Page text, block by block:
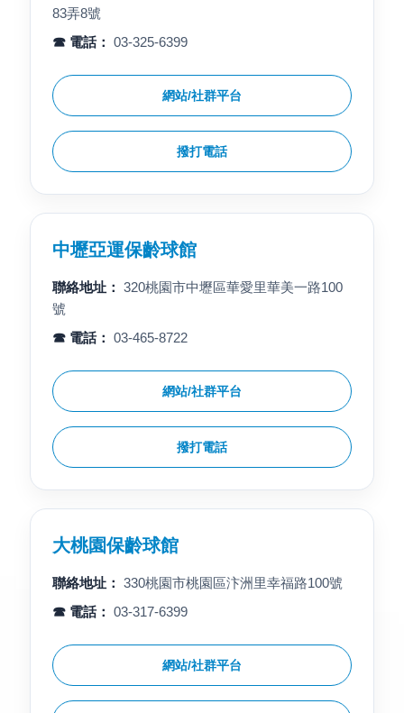
83弄8號
☎ 電話： 03-325-6399
網站/社群平台
撥打電話
中壢亞運保齡球館
聯絡地址： 320桃園市中壢區華愛里華美一路100
號
☎ 電話： 03-465-8722
網站/社群平台
撥打電話
大桃園保齡球館
聯絡地址： 330桃園市桃園區汴洲里幸福路100號
☎ 電話： 03-317-6399
網站/社群平台